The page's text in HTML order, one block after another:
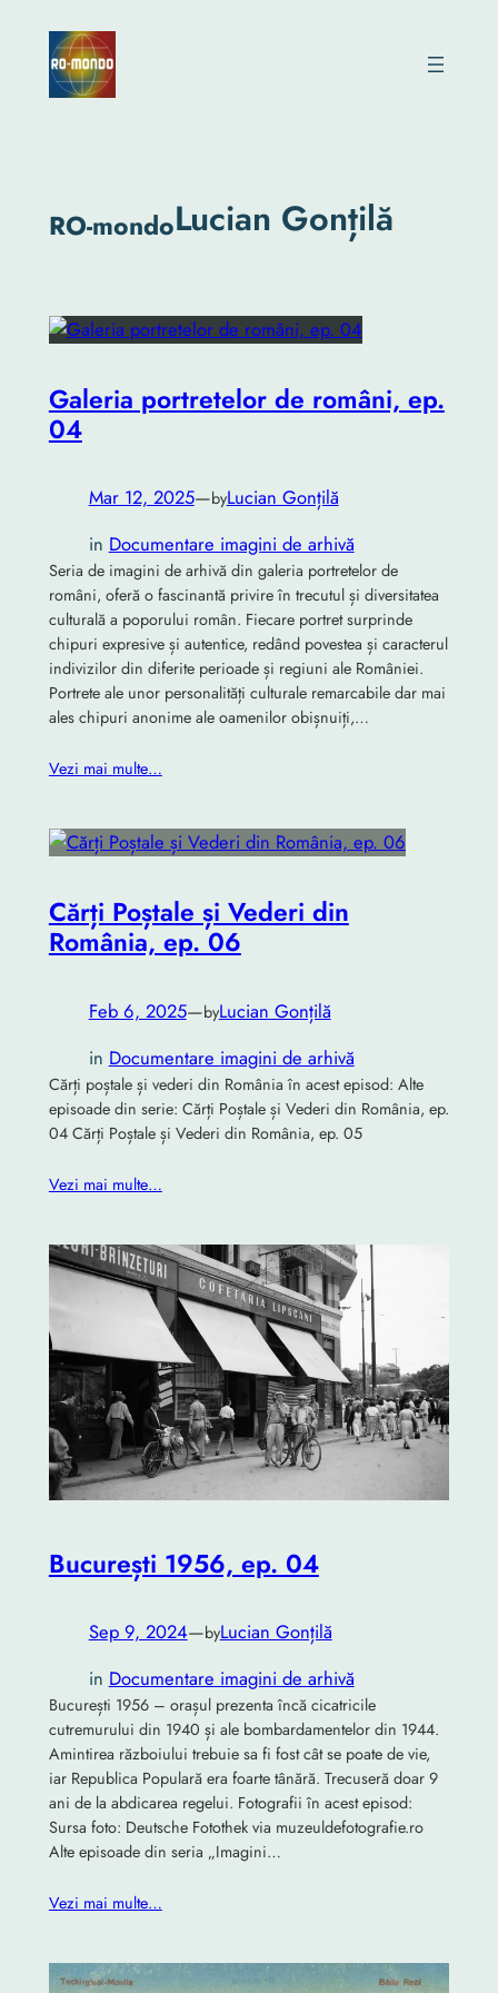
content
RO-mondoLucian Gonțilă
Galeria portretelor de români, ep.
04
Mar 12, 2025—byLucian Gonțilă
in Documentare imagini de arhivă
Seria de imagini de arhivă din galeria portretelor de
români, oferă o fascinantă privire în trecutul și diversitatea
culturală a poporului român. Fiecare portret surprinde
chipuri expresive și autentice, redând povestea și caracterul
indivizilor din diferite perioade și regiuni ale României.
Portrete ale unor personalități culturale remarcabile dar mai
ales chipuri anonime ale oamenilor obișnuiți,…
Vezi mai multe…
Cărți Poștale și Vederi din
România, ep. 06
Feb 6, 2025—byLucian Gonțilă
in Documentare imagini de arhivă
Cărți poștale și vederi din România în acest episod: Alte
episoade din serie: Cărți Poștale și Vederi din România, ep.
04 Cărți Poștale și Vederi din România, ep. 05
Vezi mai multe…
București 1956, ep. 04
Sep 9, 2024—byLucian Gonțilă
in Documentare imagini de arhivă
București 1956 – orașul prezenta încă cicatricile
cutremurului din 1940 și ale bombardamentelor din 1944.
Amintirea războiului trebuie sa fi fost cât se poate de vie,
iar Republica Populară era foarte tânără. Trecuseră doar 9
ani de la abdicarea regelui. Fotografii în acest episod:
Sursa foto: Deutsche Fotothek via muzeuldefotografie.ro
Alte episoade din seria „Imagini…
Vezi mai multe…